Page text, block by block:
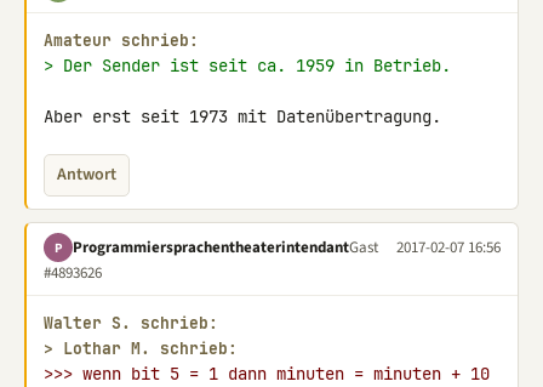
Amateur schrieb:
> Der Sender ist seit ca. 1959 in Betrieb.
Aber erst seit 1973 mit Datenübertragung.
Antwort
P ProgrammiersprachentheaterintendantGast
2017-02-07 16:56
#4893626
Walter S. schrieb:
> Lothar M. schrieb:
>>> wenn bit 5 = 1 dann minuten = minuten + 10